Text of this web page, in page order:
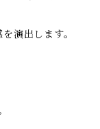
演出します。